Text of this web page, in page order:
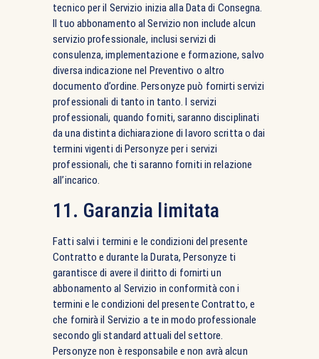
tecnico per il Servizio inizia alla Data di Consegna.
Il tuo abbonamento al Servizio non include alcun
servizio professionale, inclusi servizi di
consulenza, implementazione e formazione, salvo
diversa indicazione nel Preventivo o altro
documento d’ordine. Personyze può fornirti servizi
professionali di tanto in tanto. I servizi
professionali, quando forniti, saranno disciplinati
da una distinta dichiarazione di lavoro scritta o dai
termini vigenti di Personyze per i servizi
professionali, che ti saranno forniti in relazione
all’incarico.
11. Garanzia limitata
Fatti salvi i termini e le condizioni del presente
Contratto e durante la Durata, Personyze ti
garantisce di avere il diritto di fornirti un
abbonamento al Servizio in conformità con i
termini e le condizioni del presente Contratto, e
che fornirà il Servizio a te in modo professionale
secondo gli standard attuali del settore.
Personyze non è responsabile e non avrà alcun